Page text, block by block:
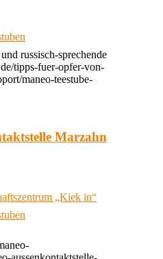
russisch-sprechende
tipps-fuer-opfer-von-
maneo-teestube-
Marzahn
„Kiek in“